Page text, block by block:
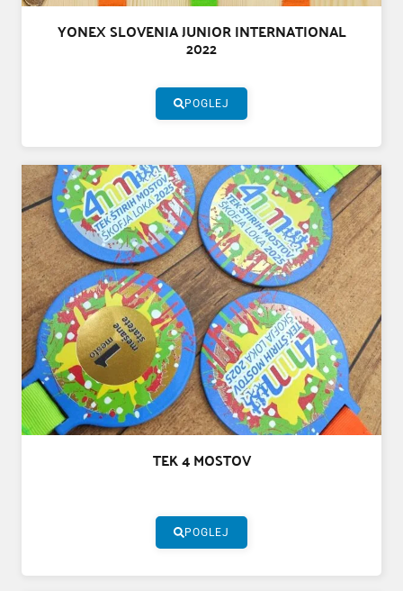
YONEX SLOVENIA JUNIOR INTERNATIONAL
2022
POGLEJ
TEK 4 MOSTOV
POGLEJ